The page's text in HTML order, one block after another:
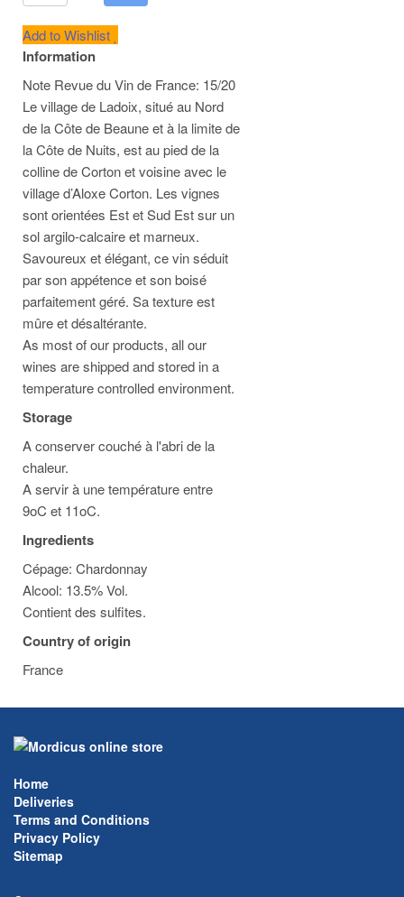
Add to Wishlist
Information
Note Revue du Vin de France: 15/20
Le village de Ladoix, situé au Nord
de la Côte de Beaune et à la limite de
la Côte de Nuits, est au pied de la
colline de Corton et voisine avec le
village d’Aloxe Corton. Les vignes
sont orientées Est et Sud Est sur un
sol argilo-calcaire et marneux.
Savoureux et élégant, ce vin séduit
par son appétence et son boisé
parfaitement géré. Sa texture est
mûre et désaltérante.
As most of our products, all our
wines are shipped and stored in a
temperature controlled environment.
Storage
A conserver couché à l'abri de la
chaleur.
A servir à une température entre
9oC et 11oC.
Ingredients
Cépage: Chardonnay
Alcool: 13.5% Vol.
Contient des sulfites.
Country of origin
France
Home
Deliveries
Terms and Conditions
Privacy Policy
Sitemap